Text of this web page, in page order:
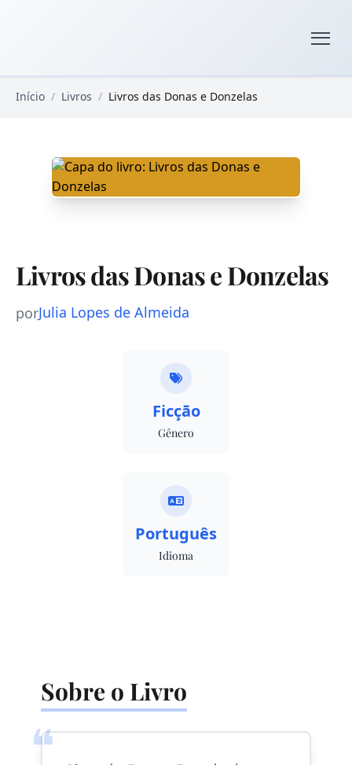
Início / Livros / Livros das Donas e Donzelas
Livros das Donas e Donzelas
porJulia Lopes de Almeida
Ficçāo
Gênero
Português
Idioma
Sobre o Livro
❝